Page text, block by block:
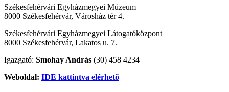
Székesfehérvári Egyházmegyei Múzeum
8000 Székesfehérvár, Városház tér 4.
Székesfehérvári Egyházmegyei Látogatóközpont
8000 Székesfehérvár, Lakatos u. 7.
Igazgató: Smohay András (30) 458 4234
Weboldal: IDE kattintva elérhetõ